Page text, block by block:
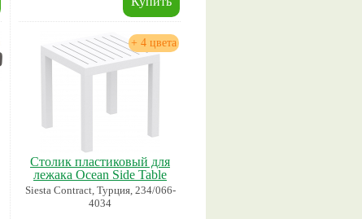
+ 4 цвета
Столик пластиковый для
лежака Ocean Side Table
Siesta Contract, Турция, 234/066-
4034